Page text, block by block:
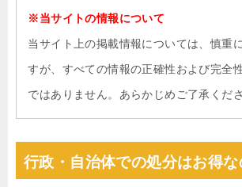
※当サイトの情報について
当サイト上の掲載情報については、慎重
すが、すべての情報の正確性および完全
ではありません。あらかじめご了承くださ
行政・自治体での処分はお得な